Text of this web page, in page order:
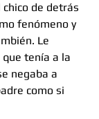
de detrás
fenómeno y
Le
tenía a la
negaba a
como si